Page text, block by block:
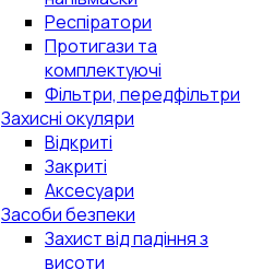
Респіратори
Протигази та
комплектуючі
Фільтри, передфільтри
Захисні окуляри
Відкриті
Закриті
Аксесуари
Засоби безпеки
Захист від падіння з
висоти